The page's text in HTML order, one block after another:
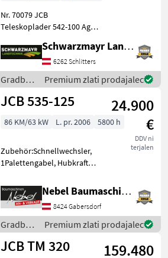
Nr. 70079 JCB
Teleskoplader 542-100 Agri
Tonnen - mit Hubhöhe 9, 8
Meter - mit 150PS 4 Zylinder
JCB Dieselmax Common
Rail (bis 2000b
Schwarzmayr Landtechnik GmbH - Schlitters
6262 Schlitters
Gradbeni
stroji /
JCB
Premium zlati prodajalec
JCB 535-125
24.900
€
DDV ni
terjalen
86 KM/63 kW L. pr. 2006 5800 h
Zubehör:Schnellwechsler,
1Palettengabel, Hubkraft
Gradbeni stroji Teleskopski
nakladalniki
Nebel Baumaschinen
8424 Gabersdorf
Gradbeni
stroji /
JCB
Premium zlati prodajalec
JCB TM 320
159.480